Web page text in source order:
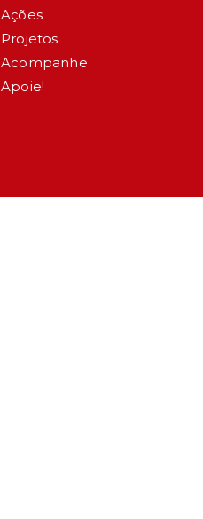
Ações
Projetos
Acompanhe
Apoie!